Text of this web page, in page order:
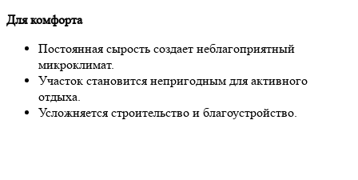
Для комфорта
Постоянная сырость создает неблагоприятный
микроклимат.
Участок становится непригодным для активного
отдыха.
Усложняется строительство и благоустройство.